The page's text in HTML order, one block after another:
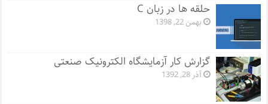
حلقه ها در زبان C
بهمن 22, 1398
گزارش کار آزمایشگاه الکترونیک صنعتی
آذر 28, 1392